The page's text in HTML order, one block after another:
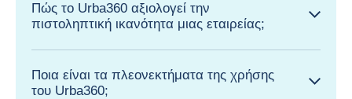
Πώς το Urba360 αξιολογεί την
πιστοληπτική ικανότητα μιας εταιρείας;
Ποια είναι τα πλεονεκτήματα της χρήσης
του Urba360;